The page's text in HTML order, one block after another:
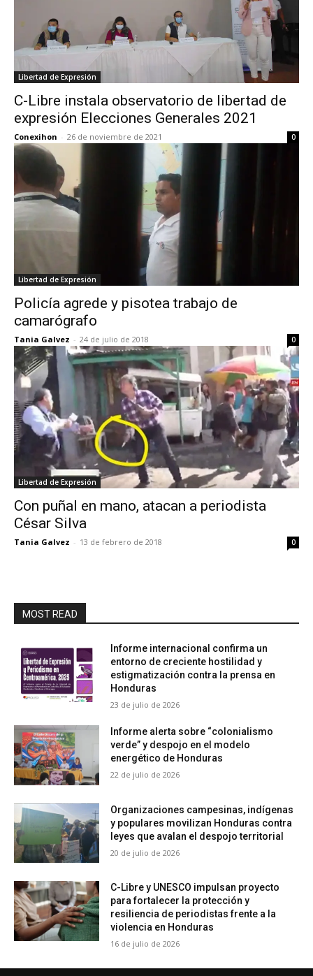
Libertad de Expresión
C-Libre instala observatorio de libertad de
expresión Elecciones Generales 2021
Conexihon - 26 de noviembre de 2021 0
Libertad de Expresión
Policía agrede y pisotea trabajo de
camarógrafo
Tania Galvez - 24 de julio de 2018 0
Libertad de Expresión
Con puñal en mano, atacan a periodista
César Silva
Tania Galvez - 13 de febrero de 2018 0
MOST READ
Informe internacional confirma un
entorno de creciente hostilidad y
estigmatización contra la prensa en
Honduras
23 de julio de 2026
Informe alerta sobre “colonialismo
verde” y despojo en el modelo
energético de Honduras
22 de julio de 2026
Organizaciones campesinas, indígenas
y populares movilizan Honduras contra
leyes que avalan el despojo territorial
20 de julio de 2026
C-Libre y UNESCO impulsan proyecto
para fortalecer la protección y
resiliencia de periodistas frente a la
violencia en Honduras
16 de julio de 2026